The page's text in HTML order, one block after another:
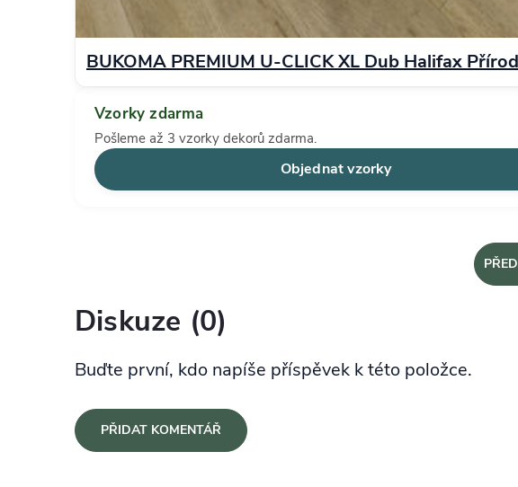
BUKOMA PREMIUM U-CLICK XL Dub Halifax
Vzorky zdarma
Pošleme až 3 vzorky dekorů zdarma.
Objednat vzorky
Diskuze (0)
Buďte první, kdo napíše příspěvek k této položce.
PŘIDAT KOMENTÁŘ